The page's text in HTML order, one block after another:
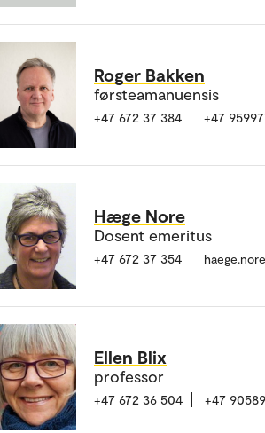
Roger Bakken
førsteamanuensis
+47 672 37 384 +47
Hæge Nore
Dosent emeritus
+47 672 37 354
Ellen Blix
professor
+47 672 36 504 +47